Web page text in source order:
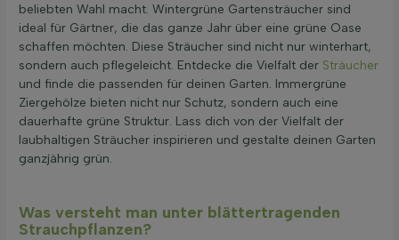
beliebten Wahl macht. Wintergrüne Gartensträucher sind
ideal für Gärtner, die das ganze Jahr über eine grüne Oase
schaffen möchten. Diese Sträucher sind nicht nur winterhart,
sondern auch pflegeleicht. Entdecke die Vielfalt der Sträucher
und finde die passenden für deinen Garten. Immergrüne
Ziergehölze bieten nicht nur Schutz, sondern auch eine
dauerhafte grüne Struktur. Lass dich von der Vielfalt der
laubhaltigen Sträucher inspirieren und gestalte deinen Garten
ganzjährig grün.
Was versteht man unter blättertragenden
Strauchpflanzen?